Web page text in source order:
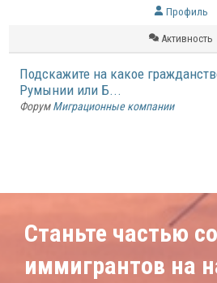
Профиль
Активность
Подскажите на какое
Румынии или Б...
Форум Миграционные компании
Станьте частью
иммигрантов на